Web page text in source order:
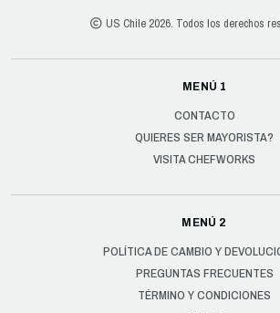
US Chile 2026. Todos los derechos
MENÚ 1
CONTACTO
QUIERES SER MAYORISTA?
VISITA CHEFWORKS
MENÚ 2
POLÍTICA DE CAMBIO Y
PREGUNTAS FRECUENTES
TÉRMINO Y CONDICIONES